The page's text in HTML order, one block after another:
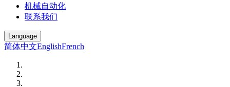
机械自动化
联系我们
Language
简体中文EnglishFrench